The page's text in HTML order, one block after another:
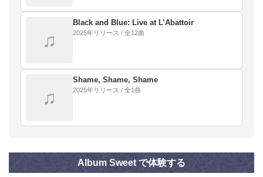
♫
Black and Blue: Live at L’Abattoir
2025年リリース / 全12曲
♫
Shame, Shame, Shame
2025年リリース / 全1曲
Album Sweet で体験する